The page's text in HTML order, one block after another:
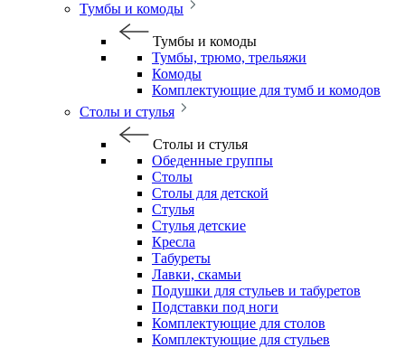
Тумбы и комоды
Тумбы и комоды
Тумбы, трюмо, трельяжи
Комоды
Комплектующие для тумб и комодов
Столы и стулья
Столы и стулья
Обеденные группы
Столы
Столы для детской
Стулья
Стулья детские
Кресла
Табуреты
Лавки, скамьи
Подушки для стульев и табуретов
Подставки под ноги
Комплектующие для столов
Комплектующие для стульев